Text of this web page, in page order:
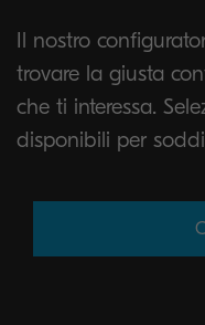
Il nostro
trovare la giusta
che ti interessa.
disponibili per